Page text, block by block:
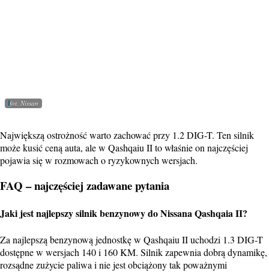
fot. Nissan
Największą ostrożność warto zachować przy 1.2 DIG-T. Ten silnik
może kusić ceną auta, ale w Qashqaiu II to właśnie on najczęściej
pojawia się w rozmowach o ryzykownych wersjach.
FAQ – najczęściej zadawane pytania
Jaki jest najlepszy silnik benzynowy do Nissana Qashqaia II?
Za najlepszą benzynową jednostkę w Qashqaiu II uchodzi 1.3 DIG-T
dostępne w wersjach 140 i 160 KM. Silnik zapewnia dobrą dynamikę,
rozsądne zużycie paliwa i nie jest obciążony tak poważnymi